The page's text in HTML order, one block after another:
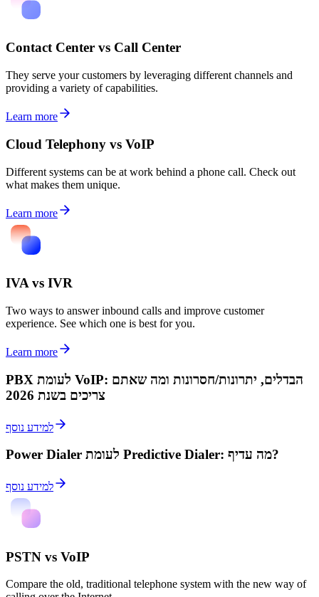
Contact Center vs Call Center
They serve your customers by leveraging different channels and
providing a variety of capabilities.
Learn more
Cloud Telephony vs VoIP
Different systems can be at work behind a phone call. Check out
what makes them unique.
Learn more
IVA vs IVR
Two ways to answer inbound calls and improve customer
experience. See which one is best for you.
Learn more
PBX לעומת VoIP: הבדלים, יתרונות/חסרונות ומה שאתם
צריכים בשנת 2026
למידע נוסף
Power Dialer לעומת Predictive Dialer: מה עדיף?
למידע נוסף
PSTN vs VoIP
Compare the old, traditional telephone system with the new way of